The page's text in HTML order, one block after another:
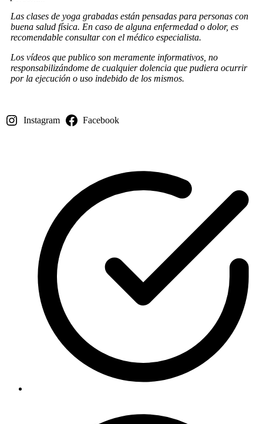
Las clases de yoga grabadas están pensadas para personas con
buena salud física. En caso de alguna enfermedad o dolor, es
recomendable consultar con el médico especialista.
Los vídeos que publico son meramente informativos, no
responsabilizándome de cualquier dolencia que pudiera ocurrir
por la ejecución o uso indebido de los mismos.
Instagram Facebook